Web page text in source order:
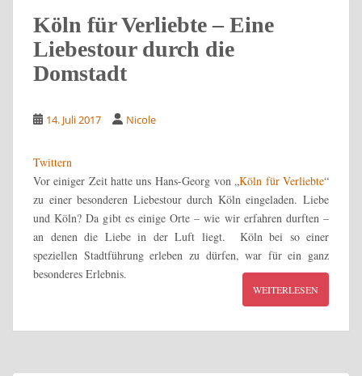
Köln für Verliebte – Eine
Liebestour durch die
Domstadt
14. Juli 2017 Nicole
Twittern
Vor einiger Zeit hatte uns Hans-Georg von „Köln für Verliebte“
zu einer besonderen Liebestour durch Köln eingeladen. Liebe
und Köln? Da gibt es einige Orte – wie wir erfahren durften –
an denen die Liebe in der Luft liegt. Köln bei so einer
speziellen Stadtführung erleben zu dürfen, war für ein ganz
besonderes Erlebnis.
WEITERLESEN